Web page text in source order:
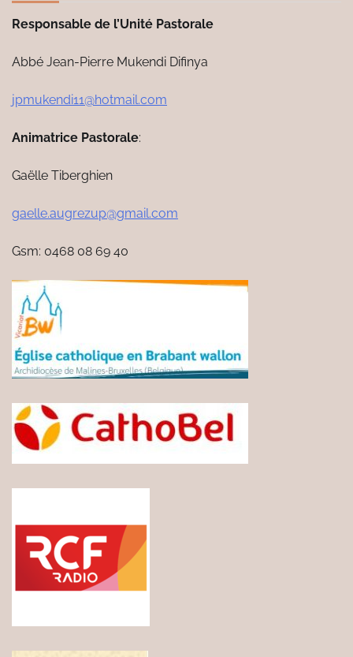
Responsable de l’Unité Pastorale
Abbé Jean-Pierre Mukendi Difinya
jpmukendi11@hotmail.com
Animatrice Pastorale:
Gaëlle Tiberghien
gaelle.augrezup@gmail.com
Gsm: 0468 08 69 40